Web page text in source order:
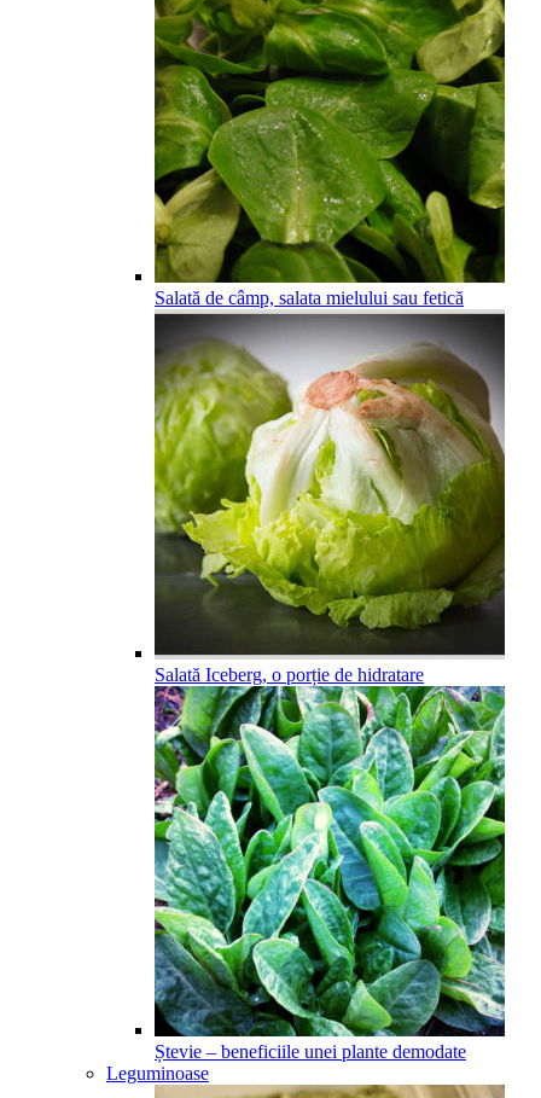
Salată de câmp, salata mielului sau fetică
Salată Iceberg, o porție de hidratare
Ștevie – beneficiile unei plante demodate
Leguminoase